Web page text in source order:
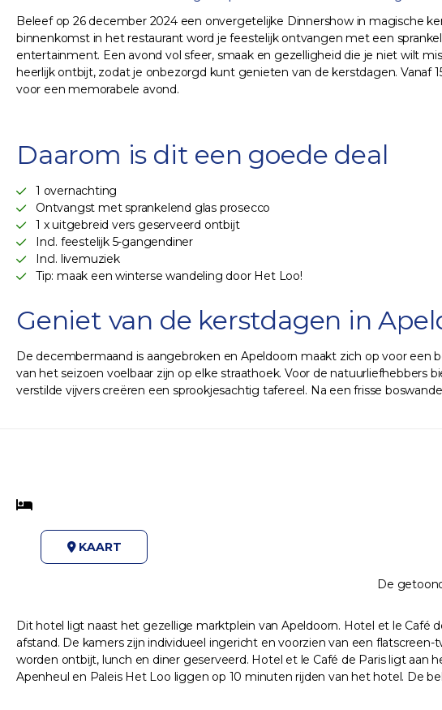
Beleef op 26 december 2024 een onvergetelijke Dinnershow in magische
binnenkomst in het restaurant word je feestelijk ontvangen met een
entertainment. Een avond vol sfeer, smaak en gezelligheid die je niet wilt
heerlijk ontbijt, zodat je onbezorgd kunt genieten van de kerstdagen. Vanaf
voor een memorabele avond.
Daarom is dit een goede deal
1 overnachting
Ontvangst met sprankelend glas prosecco
1 x uitgebreid vers geserveerd ontbijt
Incl. feestelijk 5-gangendiner
Incl. livemuziek
Tip: maak een winterse wandeling door Het Loo!
Geniet van de kerstdagen in
De decembermaand is aangebroken en Apeldoorn maakt zich op voor
van het seizoen voelbaar zijn op elke straathoek. Voor de
verstilde vijvers creëren een sprookjesachtig tafereel. Na een frisse
KAART
De
Dit hotel ligt naast het gezellige marktplein van Apeldoorn. Hotel et le Café
afstand. De kamers zijn individueel ingericht en voorzien van een
worden ontbijt, lunch en diner geserveerd. Hotel et le Café de Paris ligt aan
Apenheul en Paleis Het Loo liggen op 10 minuten rijden van het hotel. De